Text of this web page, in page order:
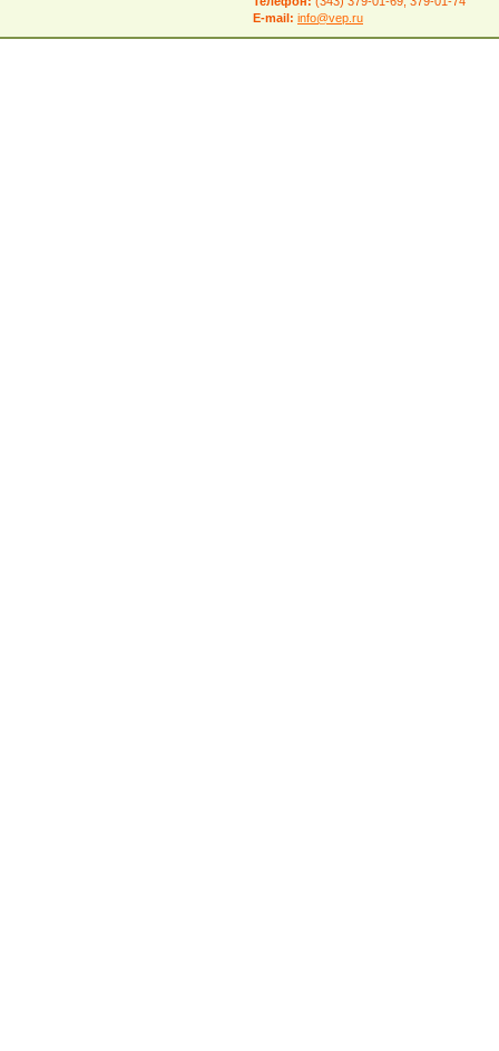
E-mail: info@vep.ru